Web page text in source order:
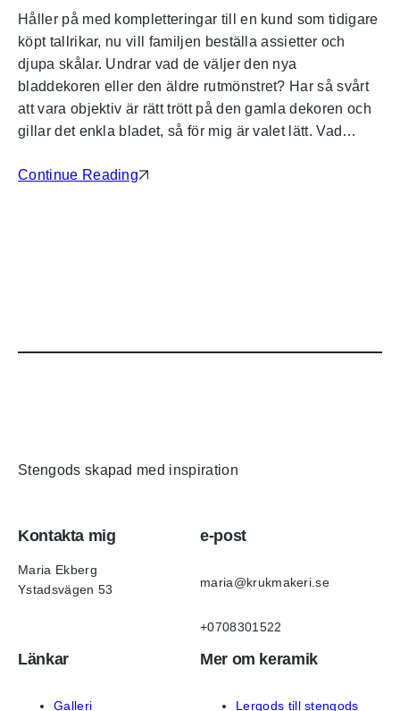
Håller på med kompletteringar till en kund som tidigare
köpt tallrikar, nu vill familjen beställa assietter och
djupa skålar. Undrar vad de väljer den nya
bladdekoren eller den äldre rutmönstret? Har så svårt
att vara objektiv är rätt trött på den gamla dekoren och
gillar det enkla bladet, så för mig är valet lätt. Vad…
Continue Reading
Stengods skapad med inspiration
Kontakta mig
Maria Ekberg
Ystadsvägen 53
e-post
maria@krukmakeri.se
+0708301522
Länkar
Galleri
Mer om keramik
Lergods till stengods